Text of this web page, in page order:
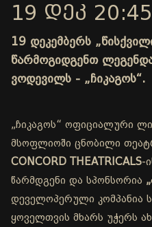
19 ᲓᲔᲙ 20:45
19 დეკემბერს
წარმოგიდგენთ
ვოდევილს - „ჩიკაგოს“.
„ჩიკაგოს“ ოფიციალური
მსოფლიოში ცნობილი
CONCORD THEATRICALS-
წარმდგენი და სპონსორია
დეველოპერული კომპანია
ყოველთვის მხარს უჭერს